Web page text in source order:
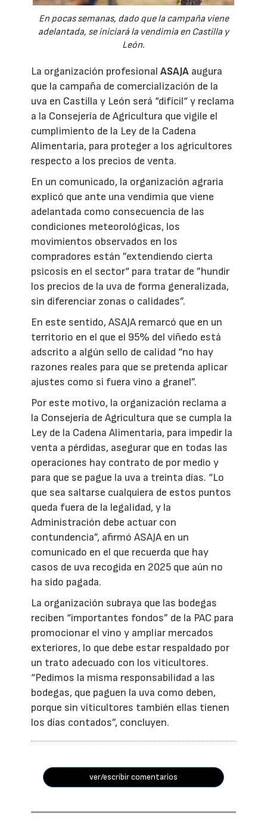
En pocas semanas, dado que la campaña viene
adelantada, se iniciará la vendimia en Castilla y
León.
La organización profesionalASAJA augura
que la campaña de comercialización de la
uva en Castilla y León será “difícil“ y reclama
a la Consejería de Agricultura que vigile el
cumplimiento de la Ley de la Cadena
Alimentaria, para proteger a los agricultores
respecto a los precios de venta.
En un comunicado, la organización agraria
explicó que ante una vendimia que viene
adelantada como consecuencia de las
condiciones meteorológicas, los
movimientos observados en los
compradores están ”extendiendo cierta
psicosis en el sector“ para tratar de ”hundir
los precios de la uva de forma generalizada,
sin diferenciar zonas o calidades”.
En este sentido, ASAJA remarcó que en un
territorio en el que el 95% del viñedo está
adscrito a algún sello de calidad “no hay
razones reales para que se pretenda aplicar
ajustes como si fuera vino a granel”.
Por este motivo, la organización reclama a
la Consejería de Agricultura que se cumpla la
Ley de la Cadena Alimentaria, para impedir la
venta a pérdidas, asegurar que en todas las
operaciones hay contrato de por medio y
para que se pague la uva a treinta días. “Lo
que sea saltarse cualquiera de estos puntos
queda fuera de la legalidad, y la
Administración debe actuar con
contundencia”, afirmó ASAJA en un
comunicado en el que recuerda que hay
casos de uva recogida en 2025 que aún no
ha sido pagada.
La organización subraya que las bodegas
reciben “importantes fondos” de la PAC para
promocionar el vino y ampliar mercados
exteriores, lo que debe estar respaldado por
un trato adecuado con los viticultores.
“Pedimos la misma responsabilidad a las
bodegas, que paguen la uva como deben,
porque sin viticultores también ellas tienen
los días contados”, concluyen.
ver/escribir comentarios